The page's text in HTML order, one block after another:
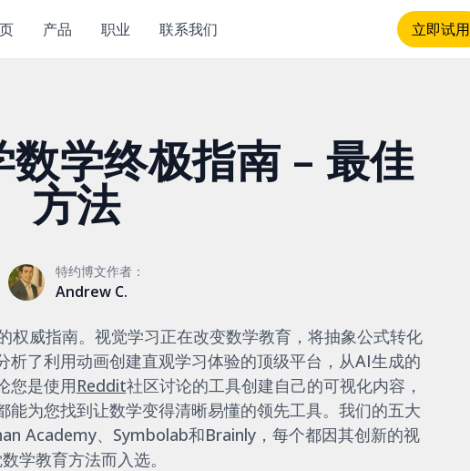
产品 职业 联系我们 立即试用
学终极指南 – 最佳
方法
特约博文作者：
Andrew C.
权威指南。视觉学习正在改变数学教育，将抽象公式转化
析了利用动画创建直观学习体验的顶级平台，从AI生成的
您是使用Reddit社区讨论的工具创建自己的可视化内容，
能为您找到让数学变得清晰易懂的领先工具。我们的五大
Academy、Symbolab和Brainly，每个都因其创新的视
学教育方法而入选。